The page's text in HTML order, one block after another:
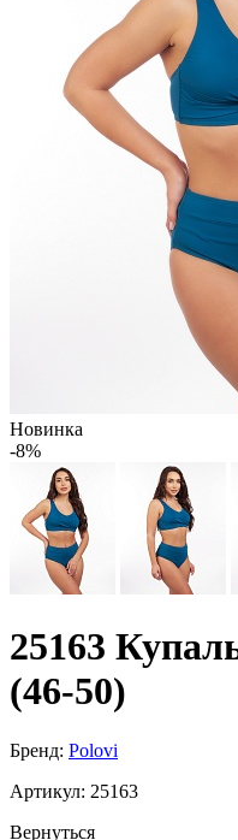
Новинка
-8%
25163
(46-50)
Бренд: Polovi
Артикул: 25163
Вернуться